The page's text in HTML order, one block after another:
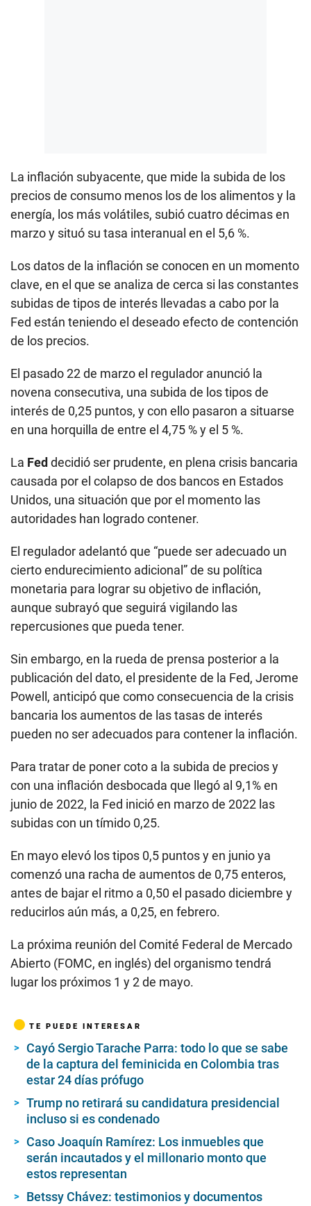
La inflación subyacente, que mide la subida de los
precios de consumo menos los de los alimentos y la
energía, los más volátiles, subió cuatro décimas en
marzo y situó su tasa interanual en el 5,6 %.
Los datos de la inflación se conocen en un momento
clave, en el que se analiza de cerca si las constantes
subidas de tipos de interés llevadas a cabo por la
Fed están teniendo el deseado efecto de contención
de los precios.
El pasado 22 de marzo el regulador anunció la
novena consecutiva, una subida de los tipos de
interés de 0,25 puntos, y con ello pasaron a situarse
en una horquilla de entre el 4,75 % y el 5 %.
La Feddecidió ser prudente, en plena crisis bancaria
causada por el colapso de dos bancos en Estados
Unidos, una situación que por el momento las
autoridades han logrado contener.
El regulador adelantó que “puede ser adecuado un
cierto endurecimiento adicional” de su política
monetaria para lograr su objetivo de inflación,
aunque subrayó que seguirá vigilando las
repercusiones que pueda tener.
Sin embargo, en la rueda de prensa posterior a la
publicación del dato, el presidente de la Fed, Jerome
Powell, anticipó que como consecuencia de la crisis
bancaria los aumentos de las tasas de interés
pueden no ser adecuados para contener la inflación.
Para tratar de poner coto a la subida de precios y
con una inflación desbocada que llegó al 9,1% en
junio de 2022, la Fed inició en marzo de 2022 las
subidas con un tímido 0,25.
En mayo elevó los tipos 0,5 puntos y en junio ya
comenzó una racha de aumentos de 0,75 enteros,
antes de bajar el ritmo a 0,50 el pasado diciembre y
reducirlos aún más, a 0,25, en febrero.
La próxima reunión del Comité Federal de Mercado
Abierto (FOMC, en inglés) del organismo tendrá
lugar los próximos 1 y 2 de mayo.
TE PUEDE INTERESAR
Cayó Sergio Tarache Parra: todo lo que se sabe
de la captura del feminicida en Colombia tras
estar 24 días prófugo
Trump no retirará su candidatura presidencial
incluso si es condenado
Caso Joaquín Ramírez: Los inmuebles que
serán incautados y el millonario monto que
estos representan
Betssy Chávez: testimonios y documentos